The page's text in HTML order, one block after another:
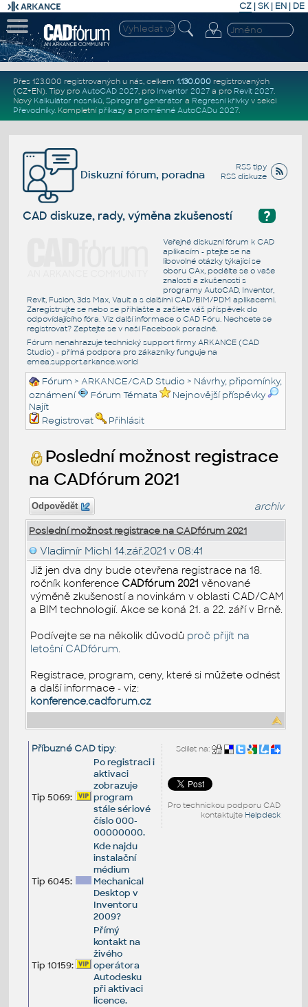
CZ | SK| EN | DE
Přes 123.000 registrovaných u nás, celkem 1.130.000registrovaných
(CZ+EN). Tipy pro AutoCAD 2027, pro Inventor 2027a pro Revit 2027.
Nový Kalkulátor nosníků, Spirograf generátor a Regresní křivkyv sekci
Převodníky. Kompletní příkazya proměnné AutoCADu 2027.
RSS tipy
RSS diskuze
Diskuzní fórum, poradna
?
CAD diskuze, rady, výměna zkušeností
Veřejné diskuzní fórum k CAD
aplikacím - ptejte se na
libovolné otázky týkající se
oboru CAx, podělte se o vaše
znalosti a zkušenosti s
programy AutoCAD, Inventor,
Revit, Fusion, 3ds Max, Vault a s dalšími CAD/BIM/PDM aplikacemi.
Zaregistrujte se nebo se přihlašte a zašlete váš příspěvek do
odpovídajícího fóra. Viz další informace o CAD Fóru. Nechcete se
registrovat? Zeptejte se v naší Facebook poradně.
Fórum nenahrazuje technický support firmy ARKANCE (CAD
Studio) - přímá podpora pro zákazníky funguje na
emea.support.arkance.world
Fórum >ARKANCE/CAD Studio > Návrhy, připomínky,
oznámení
Fórum Témata
Nejnovější příspěvky
Najít
Registrovat
Přihlásit
Poslední možnost registrace
na CADfórum 2021
Odpovědět archiv
Poslední možnost registrace na CADfórum 2021
Vladimír Michl 14.zář.2021 v 08:41
Již jen dva dny bude otevřena registrace na 18.
ročník konference CADfórum 2021 věnované
výměně zkušeností a novinkám v oblasti CAD/CAM
a BIM technologií. Akce se koná 21. a 22. září v Brně.
Podívejte se na několik důvodů proč přijít na
letošní CADfórum.
Registrace, program, ceny, které si můžete odnést
a další informace - viz:
konference.cadforum.cz
Sdílet na:
Pro technickou podporu CAD
kontaktujte Helpdesk
Příbuzné CAD tipy:
Tip 5069:
Po registraci i
aktivaci
zobrazuje
program
stále sériové
číslo 000-
00000000.
Tip 6045:
Kde najdu
instalační
médium
Mechanical
Desktop v
Inventoru
2009?
Tip 10159:
Přímý
kontakt na
živého
operátora
Autodesku
při aktivaci
licence.